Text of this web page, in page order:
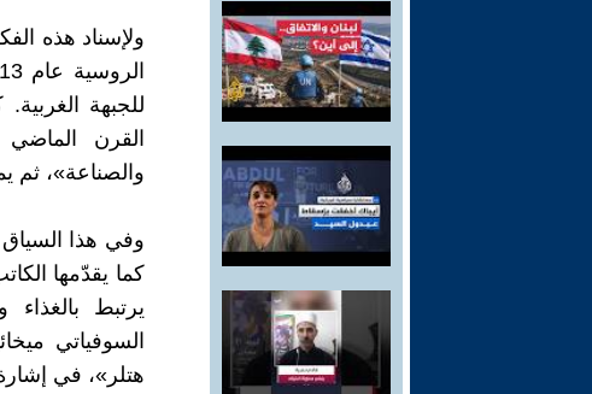
ولإسناد هذه
للجبهة
القرن
والصناعة»، ثم
وفي هذا السياق
كما يقدّمها
يرتبط بالغذاء
السوفياتي
هتلر»، في